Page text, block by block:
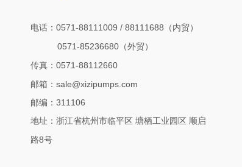
电话： 0571-88111009 / 88111688 （ 内贸）
0571-85236680 （外贸）
传真： 0571-88112660
邮箱： sale@xizipumps.com
邮编： 311106
地址：浙江省杭州市临平区 塘栖工业园区 顺启
路8号